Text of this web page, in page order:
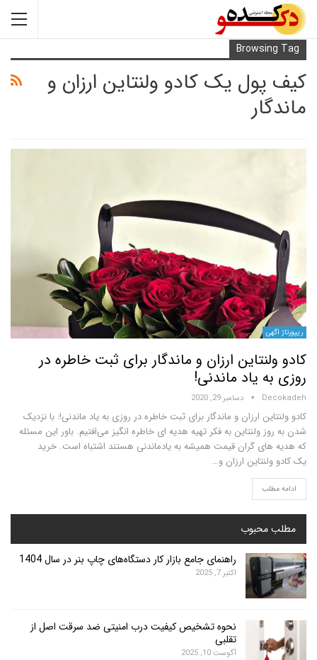
یک کادو ولنتاین ارزان و
ارزان و ماندگار برای ثبت خاطره در
یاد ماندنی!
دسامبر 29, 2020
ارزان و ماندگار برای ثبت خاطره در روزی به یاد ماندنی!: با نزدیک
ولنتاین به فکر تهیه هدیه ای خاطره انگیز می‌افتیم. باور این مسئله
گران قیمت همیشه به یادماندنی هستند اشتباه است. خرید
ارزان و…
راهنمای جامع بازار کار دستگاه‌های چاپ بنر در سال 1404
اکتبر 7, 2025
نحوه تشخیص کیفیت درب امنیتی ضد سرقت اصل از
تقلبی
آگوست 10, 2025